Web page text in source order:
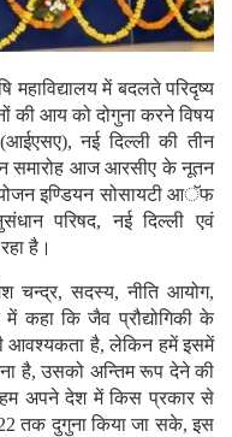
में बदलते परिदृष्य
की आय को दोगुना करने विषय
नई दिल्ली की तीन
समारोह आज आरसीए के नूतन
इण्डियन सोसायटी आॅफ
परिषद, नई दिल्ली एवं
है।
चन्द्र, सदस्य, नीति आयोग,
कहा कि जैव प्रौद्योगिकी के
आवश्यकता है, लेकिन हमें इसमें
है, उसको अन्तिम रूप देने की
हम अपने देश में किस प्रकार से
तक दुगुना किया जा सके, इस